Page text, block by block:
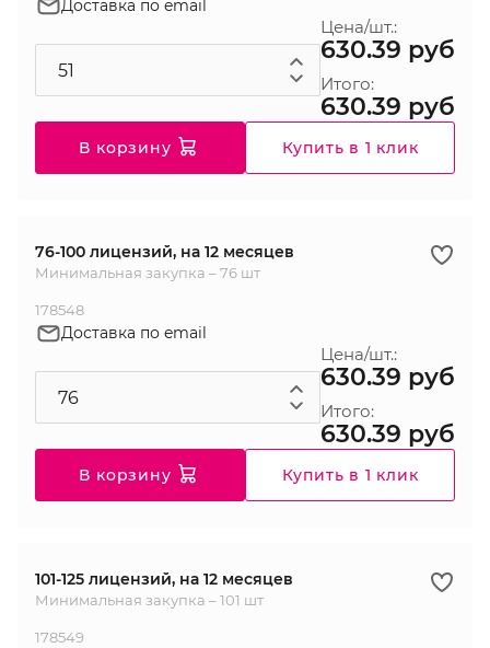
Доставка по email
Цена/шт.:
630.39 руб
Итого:
630.39 руб
В корзину Купить в 1 клик
76-100 лицензий, на 12 месяцев
Минимальная закупка – 76 шт
178548
Доставка по email
Цена/шт.:
630.39 руб
Итого:
630.39 руб
В корзину Купить в 1 клик
101-125 лицензий, на 12 месяцев
Минимальная закупка – 101 шт
178549